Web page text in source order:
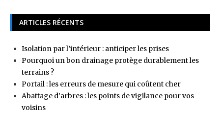
ARTICLES RÉCENTS
Isolation par l’intérieur : anticiper les prises
Pourquoi un bon drainage protège durablement les
terrains ?
Portail : les erreurs de mesure qui coûtent cher
Abattage d’arbres : les points de vigilance pour vos
voisins